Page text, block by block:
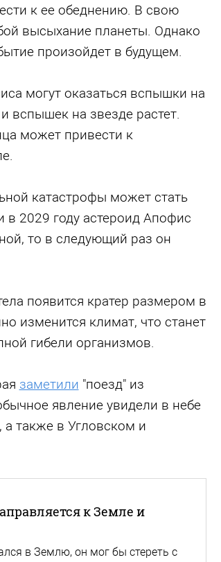
к ее обеднению. В свою
высыхание планеты. Однако
произойдет в будущем.
могут оказаться вспышки на
вспышек на звезде растет.
может привести к
катастрофы может стать
в 2029 году астероид Апофис
то в следующий раз он
появится кратер размером в
изменится климат, что станет
гибели организмов.
заметили "поезд" из
явление увидели в небе
также в Угловском и
к Земле и
в Землю, он мог бы стереть с